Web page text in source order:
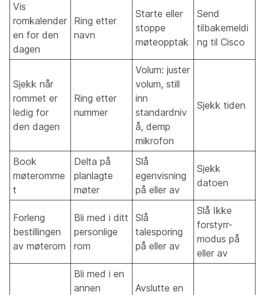
Vis
romkalender
en for den
dagen
Ring etter
navn
Starte eller
stoppe
møteopptak
Send
tilbakemeldi
ng til Cisco
Sjekk når
rommet er
ledig for
den dagen
Ring etter
nummer
Volum: juster
volum, still
inn
standardniv
å, demp
mikrofon
Sjekk tiden
Book
møteromme
t
Delta på
planlagte
møter
Slå
egenvisning
på eller av
Sjekk
datoen
Forleng
bestillingen
av møterom
Bli med i ditt
personlige
rom
Slå
talesporing
på eller av
Slå Ikke
forstyrr-
modus på
eller av
Bli med i en
annen
Avslutte en